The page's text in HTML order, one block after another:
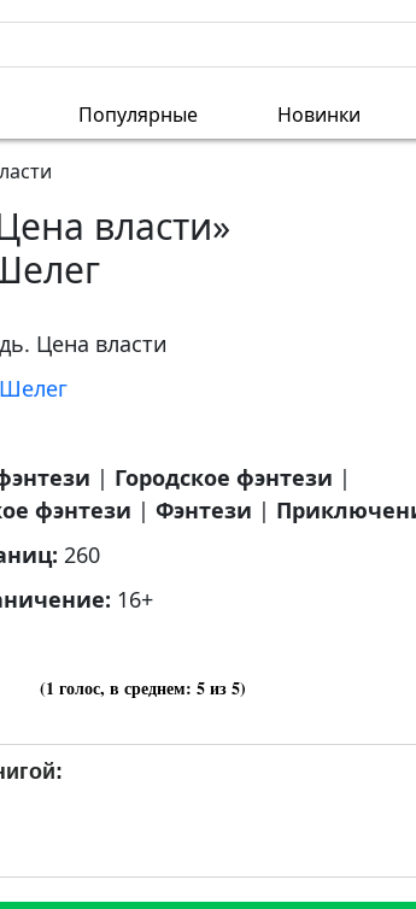
Популярные Новинки
власти»
Цена власти
| Городское фэнтези |
фэнтези | Фэнтези |
260
16+
(1 голос, в среднем: 5из 5)